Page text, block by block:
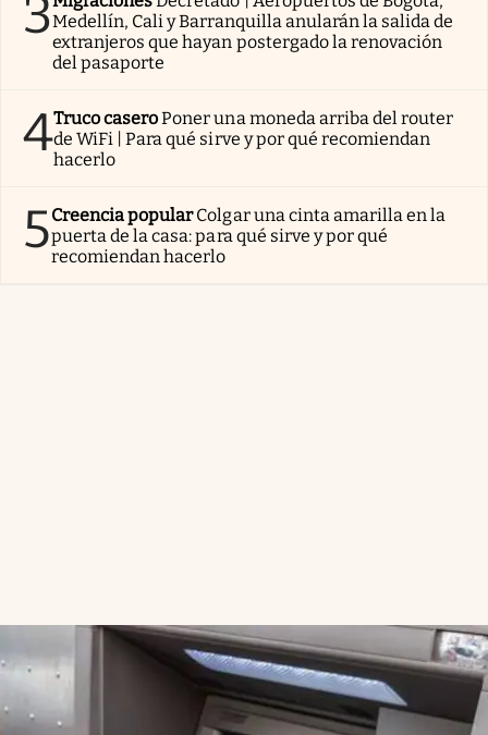
3Medellín, Cali y Barranquilla anularán la salida de
extranjeros que hayan postergado la renovación
del pasaporte
4Truco caseroPoner una moneda arriba del router
de WiFi | Para qué sirve y por qué recomiendan
hacerlo
5Creencia popularColgar una cinta amarilla en la
puerta de la casa: para qué sirve y por qué
recomiendan hacerlo